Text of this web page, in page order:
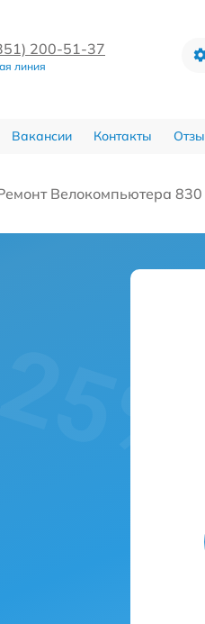
200-51-37
линия
Вакансии Контакты
Велокомпьютера 830